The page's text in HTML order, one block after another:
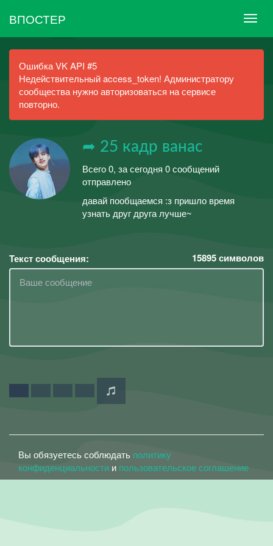
ВПОСТЕР
Ошибка VK API #5
Недействительный access_token! Администратору
сообщества нужно авторизоваться на сервисе
повторно.
➦ 25 кадр ванас
Всего 0, за сегодня 0 сообщений
отправлено
давай пообщаемся :з пришло время
узнать друг друга лучше~
Текст сообщения: 15895символов
Вы обязуетесь соблюдать политику
конфиденциальности и пользовательское соглашение